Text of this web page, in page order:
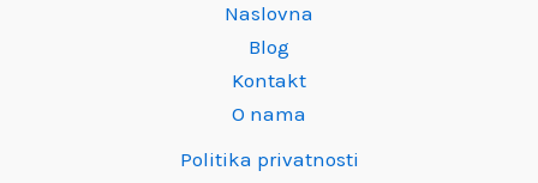
Naslovna
Blog
Kontakt
O nama
Politika privatnosti